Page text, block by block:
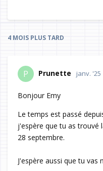
4 MOIS PLUS TARD
P Prunette janv. '25
Bonjour Emy
Le temps est passé
j'espère que tu as trouvé
28 septembre.
J'espère aussi que tu vas